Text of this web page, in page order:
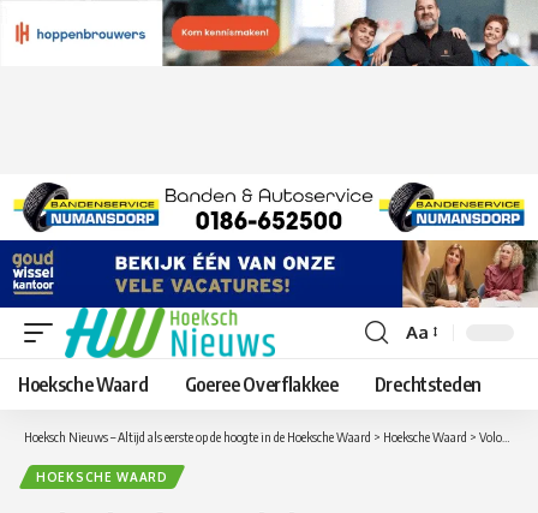
Lettergrootte
aanpassen
Aa
Hoeksche Waard Goeree Overflakkee Drechtsteden
Hoeksch Nieuws – Altijd als eerste op de hoogte in de Hoeksche Waard > Hoeksche Waard > Volop herfst aan de bomen!
HOEKSCHE WAARD